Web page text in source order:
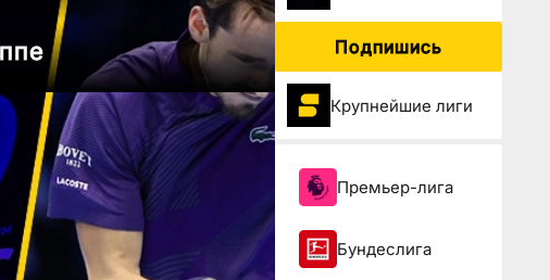
Подпишись
Крупнейшие лиги
Премьер-лига
Бундеслига